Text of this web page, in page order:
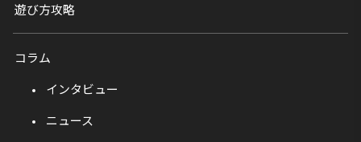
遊び方攻略
コラム
インタビュー
ニュース